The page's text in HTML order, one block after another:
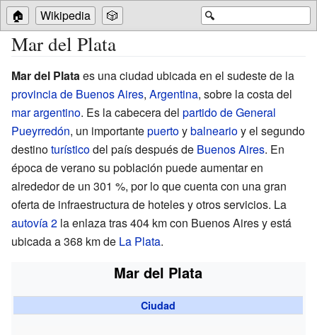
🔍
🏠 Wikipedia 🎲
Mar del Plata
Mar del Plata es una ciudad ubicada en el sudeste de la
provincia de Buenos Aires, Argentina, sobre la costa del
mar argentino. Es la cabecera del partido de General
Pueyrredón, un importantepuertoybalnearioy el segundo
destinoturísticodel país después de Buenos Aires. En
época de verano su población puede aumentar en
alrededor de un 301 %, por lo que cuenta con una gran
oferta de infraestructura de hoteles y otros servicios. La
autovía 2 la enlaza tras 404 km con Buenos Aires y está
ubicada a 368 km de La Plata.
Mar del Plata
Ciudad